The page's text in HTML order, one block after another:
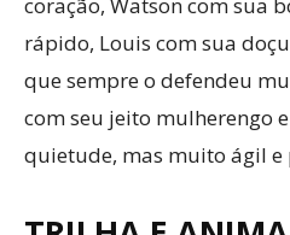
rápido, Louis com sua
que sempre o defendeu
com seu jeito mulherengo
quietude, mas muito ágil e